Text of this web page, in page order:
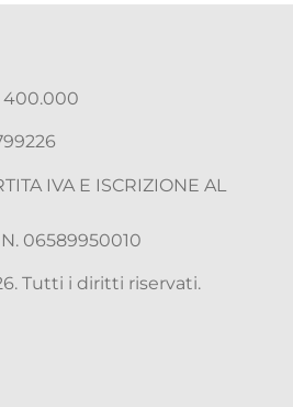
400.000
IVA E ISCRIZIONE AL
06589950010
Tutti i diritti riservati.